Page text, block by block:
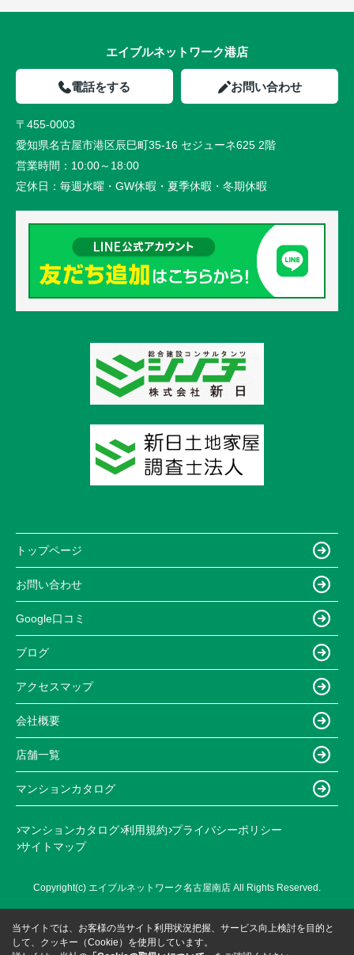
エイブルネットワーク港店
電話をする お問い合わせ
〒455-0003
愛知県名古屋市港区辰巳町35-16 セジューネ625 2階
営業時間： 10:00～18:00
定休日： 毎週水曜・GW休暇・夏季休暇・冬期休暇
トップページ
お問い合わせ
Google口コミ
ブログ
アクセスマップ
会社概要
店舗一覧
マンションカタログ
マンションカタログ 利用規約 プライバシーポリシー
サイトマップ
Copyright(c) エイブルネットワーク名古屋南店 All Rights Reserved.
当サイトでは、お客様の当サイト利用状況把握、サービス向上検討を目的と
して、クッキー（Cookie）を使用しています。